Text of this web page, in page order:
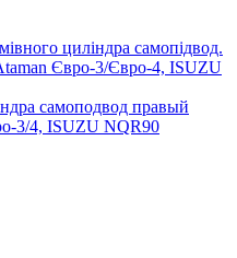
самоподвод правый
3/4, ISUZU NQR90